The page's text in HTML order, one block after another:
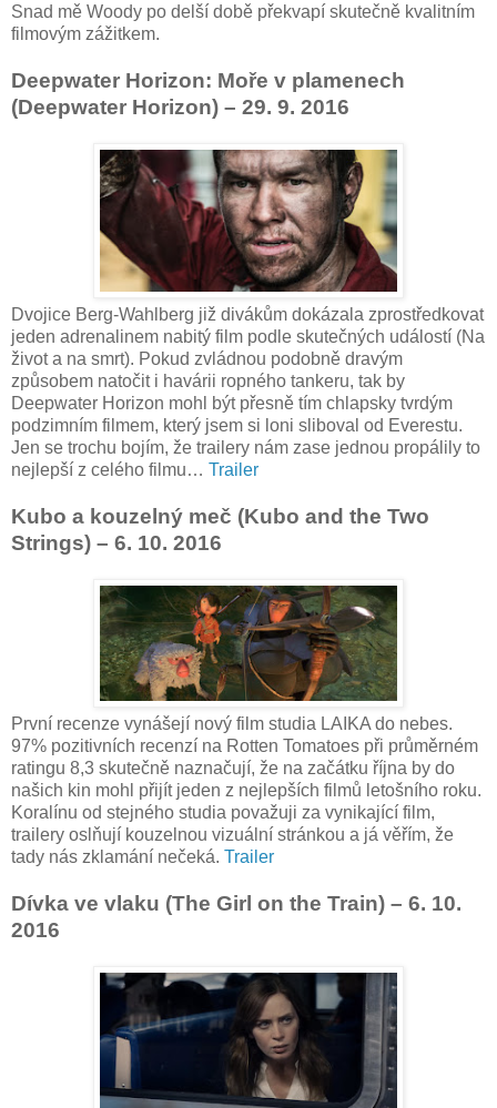
Snad mě Woody po delší době překvapí skutečně kvalitním
filmovým zážitkem.
Deepwater Horizon: Moře v plamenech
(Deepwater Horizon) – 29. 9. 2016
Dvojice Berg-Wahlberg již divákům dokázala zprostředkovat
jeden adrenalinem nabitý film podle skutečných událostí (Na
život a na smrt). Pokud zvládnou podobně dravým
způsobem natočit i havárii ropného tankeru, tak by
Deepwater Horizon mohl být přesně tím chlapsky tvrdým
podzimním filmem, který jsem si loni sliboval od Everestu.
Jen se trochu bojím, že trailery nám zase jednou propálily to
nejlepší z celého filmu… Trailer
Kubo a kouzelný meč (Kubo and the Two
Strings) – 6. 10. 2016
První recenze vynášejí nový film studia LAIKA do nebes.
97% pozitivních recenzí na Rotten Tomatoes při průměrném
ratingu 8,3 skutečně naznačují, že na začátku října by do
našich kin mohl přijít jeden z nejlepších filmů letošního roku.
Koralínu od stejného studia považuji za vynikající film,
trailery oslňují kouzelnou vizuální stránkou a já věřím, že
tady nás zklamání nečeká. Trailer
Dívka ve vlaku (The Girl on the Train) – 6. 10.
2016